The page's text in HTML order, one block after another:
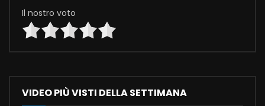
Il nostro voto
VIDEO PIÙ VISTI DELLA SETTIMANA